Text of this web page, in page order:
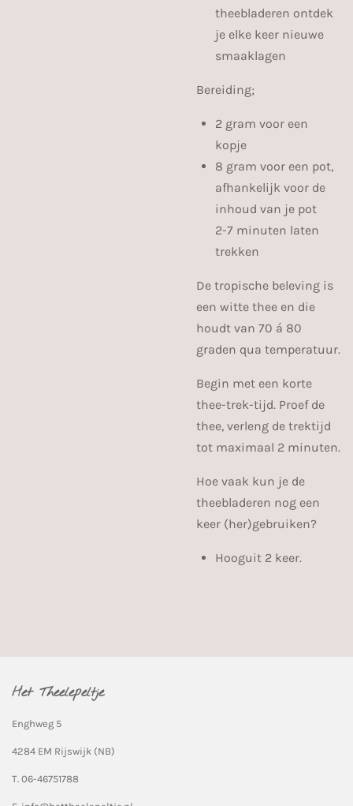
theebladeren ontdek
je elke keer nieuwe
smaaklagen
Bereiding;
2 gram voor een
kopje
8 gram voor een pot,
afhankelijk voor de
inhoud van je pot
2-7 minuten laten
trekken
De tropische beleving is
een witte thee en die
houdt van 70 á 80
graden qua temperatuur.
Begin met een korte
thee-trek-tijd. Proef de
thee, verleng de trektijd
tot maximaal 2 minuten.
Hoe vaak kun je de
theebladeren nog een
keer (her)gebruiken?
Hooguit 2 keer.
Het Theelepeltje
Enghweg 5
4284 EM Rijswijk (NB)
T. 06-46751788